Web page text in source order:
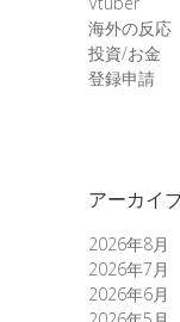
海外の反応
投資/お金
登録申請
アーカイ
2026年8月
2026年7月
2026年6月